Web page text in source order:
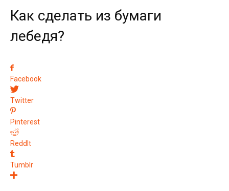
Как сделать из бумаги
лебедя?
Facebook
Twitter
Pinterest
ReddIt
Tumblr